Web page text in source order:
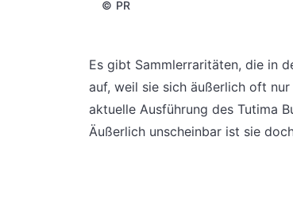
© PR
Es gibt Sammlerraritäten, die in
auf, weil sie sich äußerlich oft
aktuelle Ausführung des Tutima
Äußerlich unscheinbar ist sie